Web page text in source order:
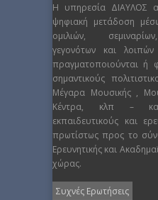
Η υπηρεσία ΔΙΑΥΛΟΣ
ψηφιακή μετάδοση
ομιλιών,
γεγονότων και
πραγματοποιούνται ή
σημαντικούς
Μέγαρα Μουσικής ,
Κέντρα, κλπ –
εκπαιδευτικούς και
πρωτίστως προς το
Ερευνητικής και
χώρας.
Συχνές Ερωτήσεις